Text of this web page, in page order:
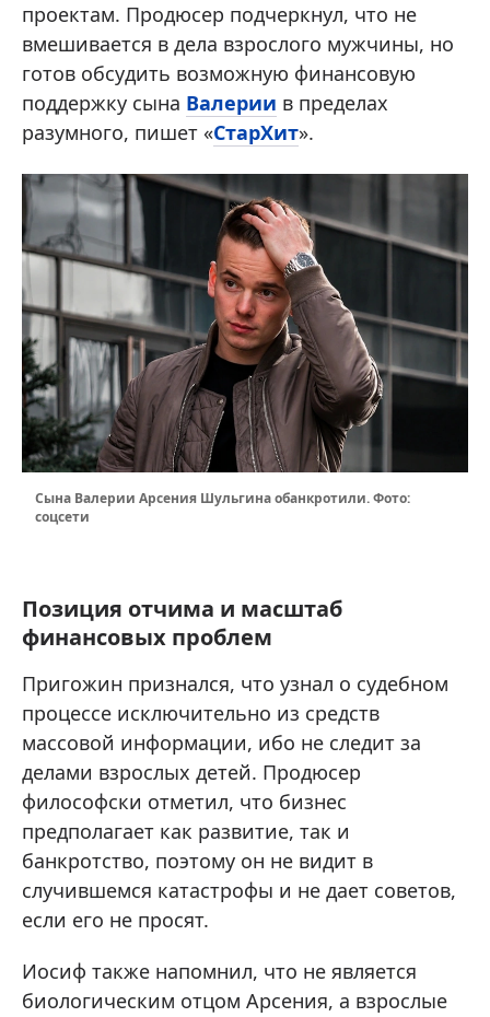
проектам. Продюсер подчеркнул, что не
вмешивается в дела взрослого мужчины, но
готов обсудить возможную финансовую
поддержку сына Валерии в пределах
разумного, пишет «СтарХит».
Сына Валерии Арсения Шульгина обанкротили. Фото:
соцсети
Позиция отчима и масштаб
финансовых проблем
Пригожин признался, что узнал о судебном
процессе исключительно из средств
массовой информации, ибо не следит за
делами взрослых детей. Продюсер
философски отметил, что бизнес
предполагает как развитие, так и
банкротство, поэтому он не видит в
случившемся катастрофы и не дает советов,
если его не просят.
Иосиф также напомнил, что не является
биологическим отцом Арсения, а взрослые